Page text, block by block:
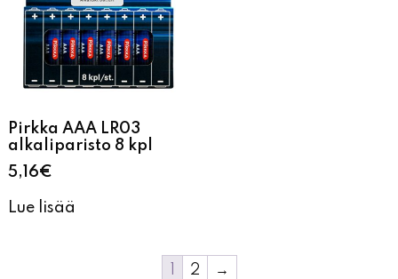
Pirkka AAA LR03
alkaliparisto 8 kpl
5,16€
Lue lisää
2 →